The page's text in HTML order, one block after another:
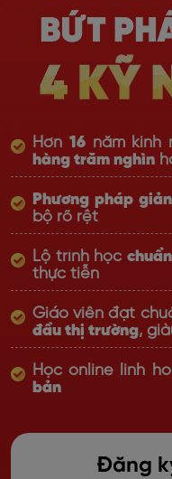
Hơn 16năm kinh
hàng trăm nghìn
Phương pháp
bộ rõ rệt
Lộ trình học
thực tiễn
Giáo viên đạt
đầu thị trường,
Học online linh
bản
Đăng